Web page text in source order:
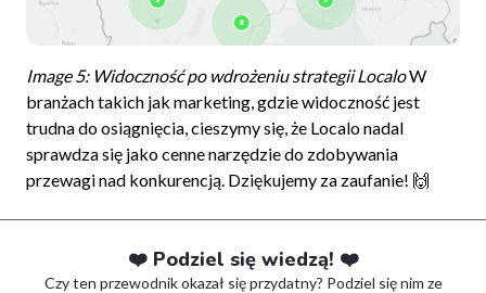
Image 5: Widoczność po wdrożeniu strategii LocaloW
branżach takich jak marketing, gdzie widoczność jest
trudna do osiągnięcia, cieszymy się, że Localo nadal
sprawdza się jako cenne narzędzie do zdobywania
przewagi nad konkurencją. Dziękujemy za zaufanie! 🙌
❤️ Podziel się wiedzą! ❤️
Czy ten przewodnik okazał się przydatny? Podziel się nim ze